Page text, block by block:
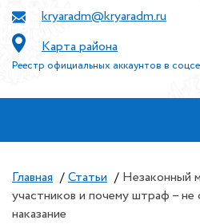
kryaradm@kryaradm.ru
Карта района
Реестр официальных аккаунтов в
Главная / Статьи / Незаконный
участников и почему штраф – не
наказание